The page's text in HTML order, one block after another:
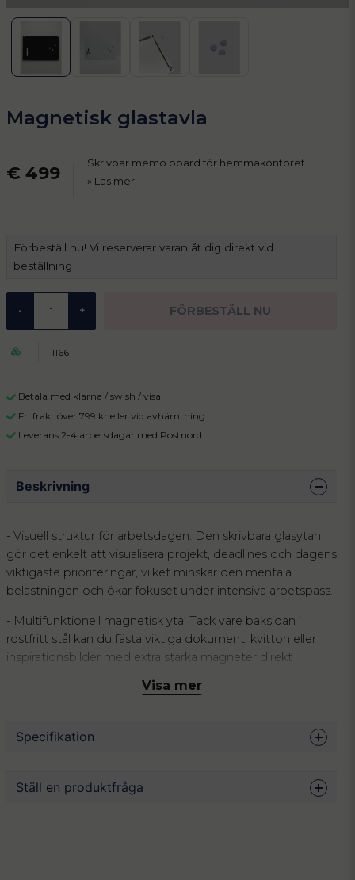
Magnetisk glastavla
€ 499
Skrivbar memo board för hemmakontoret
Läs mer
Förbeställ nu! Vi reserverar varan åt dig direkt vid
beställning
- + FÖRBESTÄLL NU
11661
Betala med klarna / swish / visa
Fri frakt över 799 kr eller vid avhämtning
Leverans 2-4 arbetsdagar med Postnord
Beskrivning
- Visuell struktur för arbetsdagen: Den skrivbara glasytan
gör det enkelt att visualisera projekt, deadlines och dagens
viktigaste prioriteringar, vilket minskar den mentala
belastningen och ökar fokuset under intensiva arbetspass.
- Multifunktionell magnetisk yta: Tack vare baksidan i
rostfritt stål kan du fästa viktiga dokument, kvitton eller
inspirationsbilder med extra starka magneter direkt
samtidigt som materialet är betydligt mer slitstarkt och
kvarstående märken efter användning.
Visa mer
Specifikation
Mått
60 x 40 cm
Ställ en produktfråga